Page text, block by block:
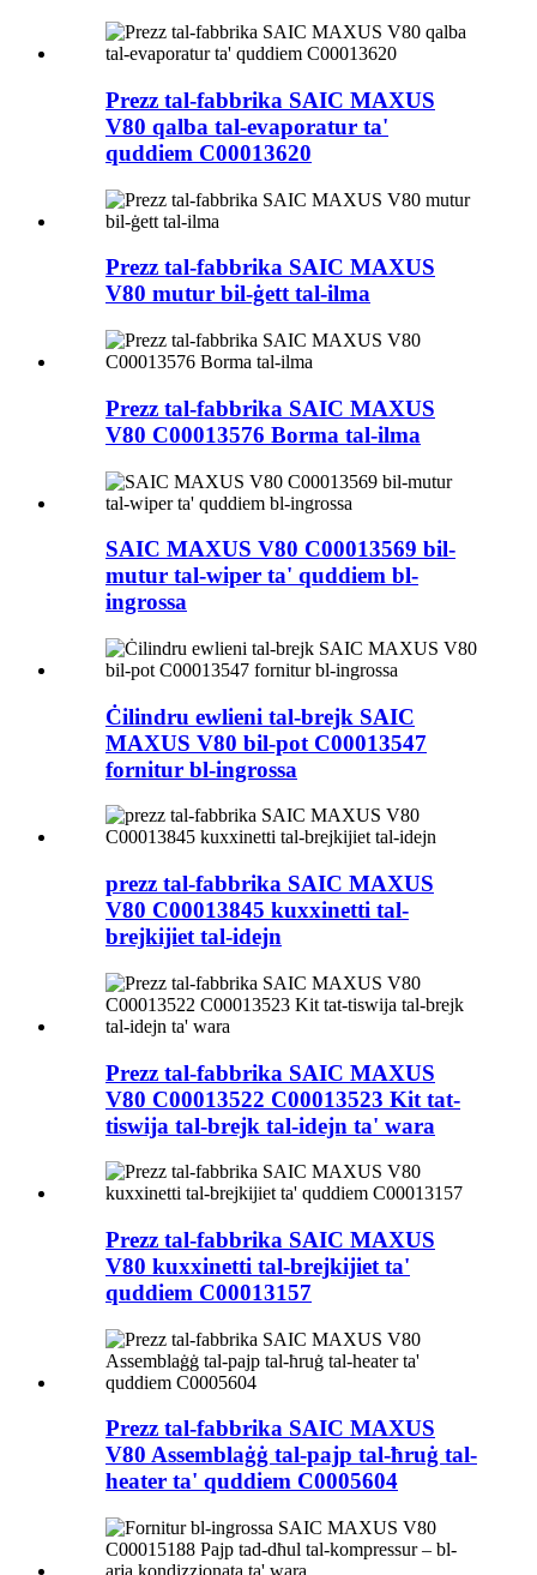
Prezz tal-fabbrika SAIC MAXUS
V80 qalba tal-evaporatur ta'
quddiem C00013620
Prezz tal-fabbrika SAIC MAXUS
V80 mutur bil-ġett tal-ilma
Prezz tal-fabbrika SAIC MAXUS
V80 C00013576 Borma tal-ilma
SAIC MAXUS V80 C00013569 bil-
mutur tal-wiper ta' quddiem bl-
ingrossa
Ċilindru ewlieni tal-brejk SAIC
MAXUS V80 bil-pot C00013547
fornitur bl-ingrossa
prezz tal-fabbrika SAIC MAXUS
V80 C00013845 kuxxinetti tal-
brejkijiet tal-idejn
Prezz tal-fabbrika SAIC MAXUS
V80 C00013522 C00013523 Kit tat-
tiswija tal-brejk tal-idejn ta' wara
Prezz tal-fabbrika SAIC MAXUS
V80 kuxxinetti tal-brejkijiet ta'
quddiem C00013157
Prezz tal-fabbrika SAIC MAXUS
V80 Assemblaġġ tal-pajp tal-ħruġ tal-
heater ta' quddiem C0005604